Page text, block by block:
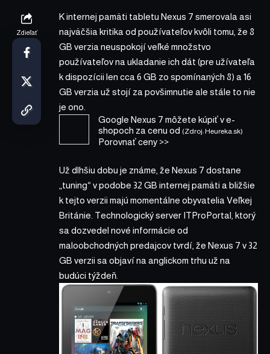
Zdieľať
K internej pamäti tabletu Nexus 7 smerovala asi
najväčšia kritika od používateľov kvôli tomu, že 8
GB verzia neuspokojí veľké množstvo
používateľov na ukladanie ich dát (pre užívateľa
k dispozícii len cca 6 GB zo spomínaných 8) a 16
GB verzia už stojí za povšimnutie ale stále to nie
je ono.
Google Nexus 7 môžete kúpiť ve-
shopoch za cenu od (Zdroj: Heureka.sk)
Porovnať ceny >>
Už dlhšiu dobu je známe, že Nexus 7 dostane
„tuning“ v podobe 32 GB internej pamäti a bližšie
k tejto verzii majú momentálne obyvatelia Veľkej
Británie. Technologický server ITProPortal , ktorý
sa dozvedel nové informácie od
maloobchodných predajcov tvrdí, že Nexus 7 v 32
GB verzii sa objaví na anglickom trhu už na
budúci týždeň.